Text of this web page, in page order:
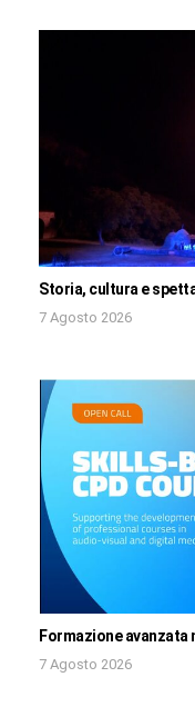
Storia, cultura e
7 Agosto 2026
Formazione
7 Agosto 2026